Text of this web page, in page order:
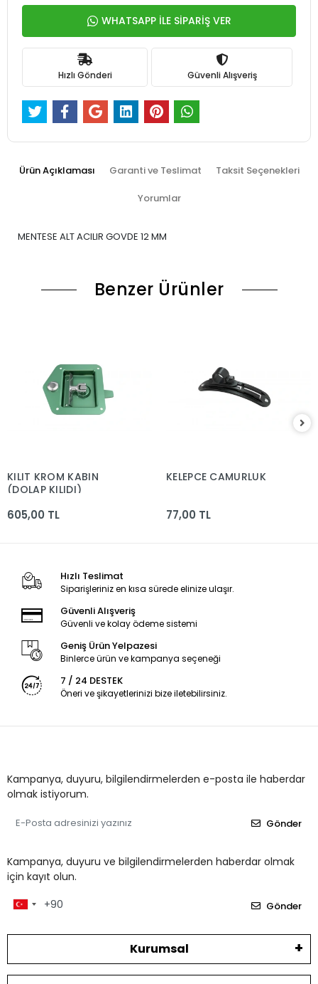
WHATSAPP İLE SİPARİŞ VER
Hızlı Gönderi Güvenli Alışveriş
Ürün Açıklaması Garanti ve Teslimat Taksit Seçenekleri
Yorumlar
MENTESE ALT ACILIR GOVDE 12 MM
Benzer Ürünler
KILIT KROM KABIN
(DOLAP KILIDI)
605,00 TL
KELEPCE CAMURLUK
77,00 TL
Hızlı Teslimat
Siparişleriniz en kısa sürede elinize ulaşır.
Güvenli Alışveriş
Güvenli ve kolay ödeme sistemi
Geniş Ürün Yelpazesi
Binlerce ürün ve kampanya seçeneği
7 / 24 DESTEK
Öneri ve şikayetlerinizi bize iletebilirsiniz.
Kampanya, duyuru, bilgilendirmelerden e-posta ile haberdar
olmak istiyorum.
Gönder
Kampanya, duyuru ve bilgilendirmelerden haberdar olmak
için kayıt olun.
Gönder
Kurumsal